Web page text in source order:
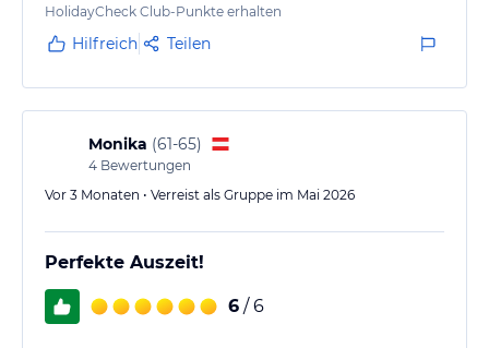
architektonisch nicht sehr attraktiv. Man betritt das
Hotel und die Rezeption wirkt sehr einladend und
Zimmer, mit Ausnahme der neuen Dachsuiten
wirken…
HolidayCheck Club-Punkte erhalten
Hilfreich Teilen
Monika (61-65)
4 Bewertungen
Vor 3 Monaten • Verreist als Gruppe im Mai 2026
Perfekte Auszeit!
6 / 6